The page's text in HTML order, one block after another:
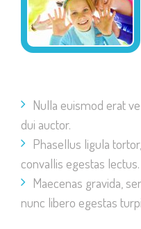
Nulla euismod erat
dui auctor.
Phasellus ligula
convallis egestas lectus.
Maecenas gravida,
nunc libero egestas